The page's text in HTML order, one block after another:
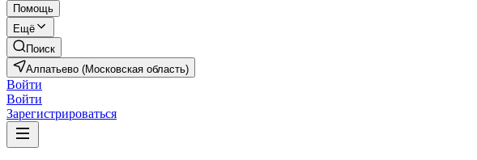
Помощь
Ещё
Поиск
Алпатьево (Московская область)
Войти
Войти
Зарегистрироваться